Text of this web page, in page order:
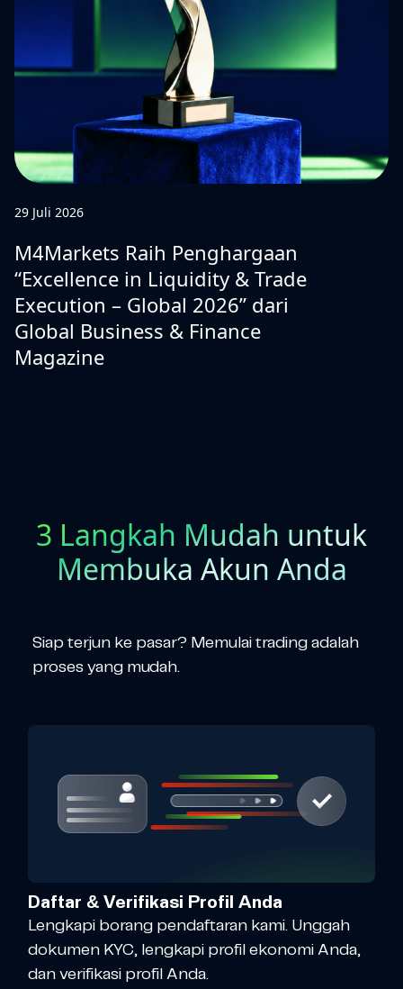
29 Juli 2026
M4Markets Raih Penghargaan
“Excellence in Liquidity & Trade
Execution – Global 2026” dari
Global Business & Finance
Magazine
3 Langkah Mudah untuk
Membuka Akun Anda
Siap terjun ke pasar? Memulai trading adalah
proses yang mudah.
Daftar & Verifikasi Profil Anda
Lengkapi borang pendaftaran kami. Unggah
dokumen KYC, lengkapi profil ekonomi Anda,
dan verifikasi profil Anda.